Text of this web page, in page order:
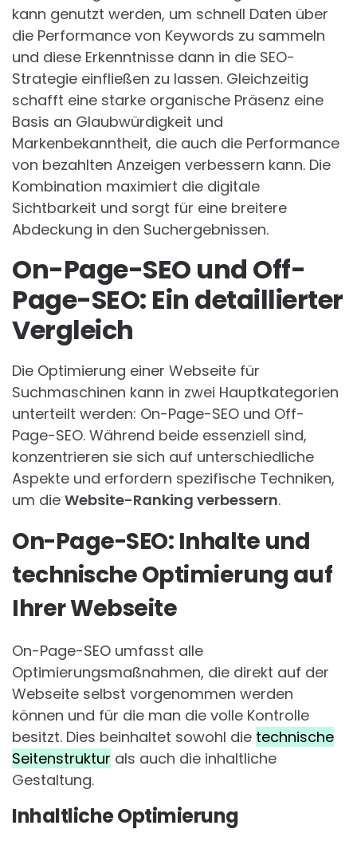
kann genutzt werden, um schnell Daten über
die Performance von Keywords zu sammeln
und diese Erkenntnisse dann in die SEO-
Strategie einfließen zu lassen. Gleichzeitig
schafft eine starke organische Präsenz eine
Basis an Glaubwürdigkeit und
Markenbekanntheit, die auch die Performance
von bezahlten Anzeigen verbessern kann. Die
Kombination maximiert die digitale
Sichtbarkeit und sorgt für eine breitere
Abdeckung in den Suchergebnissen.
On-Page-SEO und Off-
Page-SEO: Ein detaillierter
Vergleich
Die Optimierung einer Webseite für
Suchmaschinen kann in zwei Hauptkategorien
unterteilt werden: On-Page-SEO und Off-
Page-SEO. Während beide essenziell sind,
konzentrieren sie sich auf unterschiedliche
Aspekte und erfordern spezifische Techniken,
um die Website-Ranking verbessern.
On-Page-SEO: Inhalte und
technische Optimierung auf
Ihrer Webseite
On-Page-SEO umfasst alle
Optimierungsmaßnahmen, die direkt auf der
Webseite selbst vorgenommen werden
können und für die man die volle Kontrolle
besitzt. Dies beinhaltet sowohl die technische
Seitenstruktur als auch die inhaltliche
Gestaltung.
Inhaltliche Optimierung